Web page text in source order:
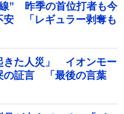
” 昨季の首位打者も今
安 「レギュラー剥奪も
きた人災」 イオンモー
の証言 「最後の言葉